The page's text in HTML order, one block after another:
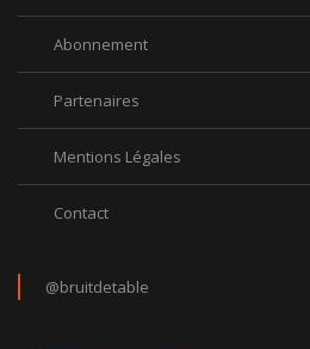
Abonnement
Partenaires
Mentions Légales
Contact
@bruitdetable